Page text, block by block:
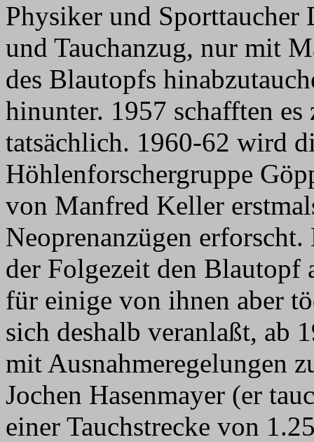
Physiker und Sporttaucher
und Tauchanzug, nur mit
des Blautopfs
hinunter. 1957 schafften
tatsächlich. 1960-62 wird
Höhlenforschergruppe
von Manfred Keller
Neoprenanzügen
der Folgezeit den Blautopf
für einige von ihnen aber
sich deshalb veranlaßt, ab
mit Ausnahmeregelungen
Jochen Hasenmayer (er
einer Tauchstrecke von